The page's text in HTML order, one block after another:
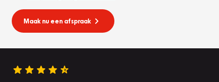
Maak nu een afspraak